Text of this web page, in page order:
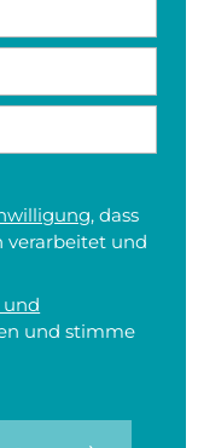
, dass
verarbeitet und
und
und stimme